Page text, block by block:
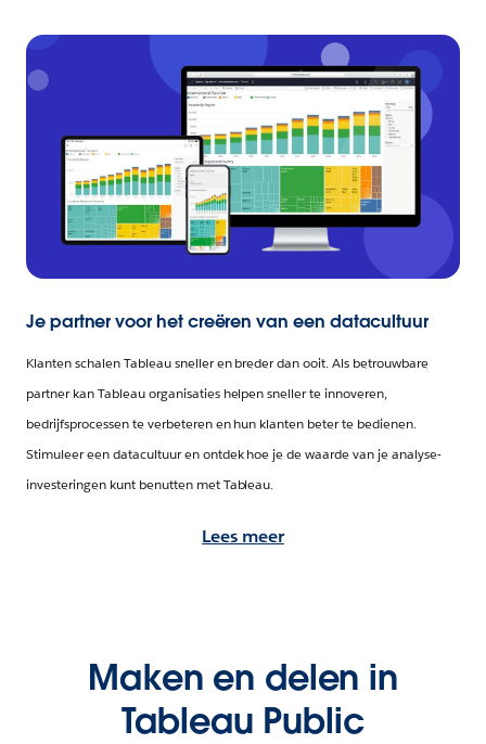
Je partner voor het creëren van een datacultuur
Klanten schalen Tableau sneller en breder dan ooit. Als betrouwbare
partner kan Tableau organisaties helpen sneller te innoveren,
bedrijfsprocessen te verbeteren en hun klanten beter te bedienen.
Stimuleer een datacultuur en ontdek hoe je de waarde van je analyse-
investeringen kunt benutten met Tableau.
Lees meer
Maken en delen in
Tableau Public